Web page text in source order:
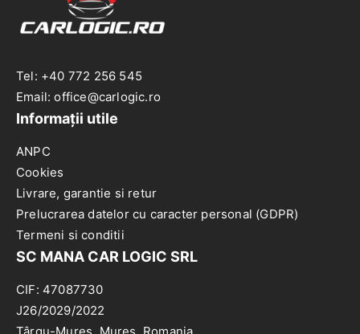
Tel: +40 772 256 545
Email: office@carlogic.ro
Informații utile
ANPC
Cookies
Livrare, garantie si retur
Prelucrarea datelor cu caracter personal (GDPR)
Termeni si conditii
SC MANA CAR LOGIC SRL
CIF: 47087730
J26/2029/2022